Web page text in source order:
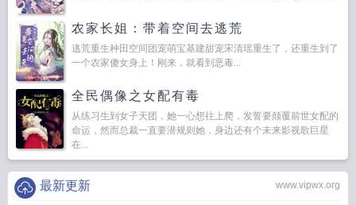
农家长姐：带着空间去逃荒
逃荒重生种田空间团宠萌宝基建甜宠宋清瑶重生了，还重生到了
一个农家傻女身上！刚来，就看到恶毒...
全民偶像之女配有毒
从练习生到女子天团，她一心想往上爬，发誓要颠覆前世女配的
命运，然而总裁一直要潜规则她，身边还有个未来影视歌巨星
在...
www.vipwx.org
最新更新